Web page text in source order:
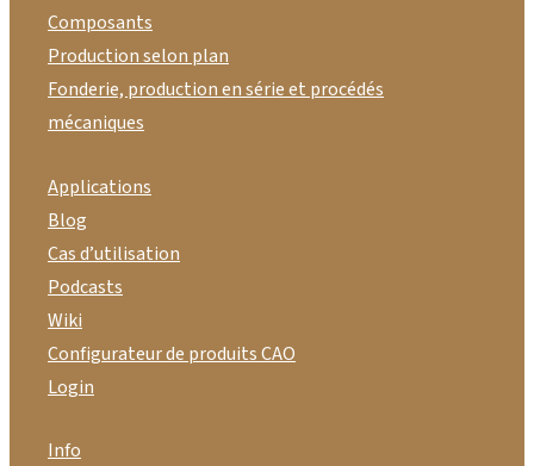
Composants
Production selon plan
Fonderie, production en série et procédés
mécaniques
Applications
Blog
Cas d’utilisation
Podcasts
Wiki
Configurateur de produits CAO
Login
Info